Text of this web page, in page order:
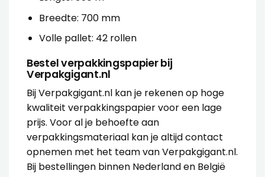
Breedte: 700 mm
Volle pallet: 42 rollen
Bestel verpakkingspapier bij
Verpakgigant.nl
Bij Verpakgigant.nl kan je rekenen op hoge
kwaliteit verpakkingspapier voor een lage
prijs. Voor al je behoefte aan
verpakkingsmateriaal kan je altijd contact
opnemen met het team van Verpakgigant.nl.
Bij bestellingen binnen Nederland en België